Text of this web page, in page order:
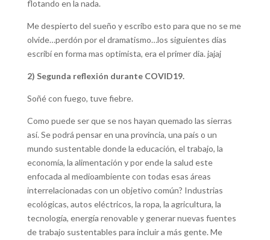
flotando en la nada.
Me despierto del sueño y escribo esto para que no se me
olvide…perdón por el dramatismo…los siguientes días
escribí en forma mas optimista, era el primer dia. jajaj
2) Segunda reflexión durante COVID19.
Soñé con fuego, tuve fiebre.
Como puede ser que se nos hayan quemado las sierras
así. Se podrá pensar en una provincia, una país o un
mundo sustentable donde la educación, el trabajo, la
economía, la alimentación y por ende la salud este
enfocada al medioambiente con todas esas áreas
interrelacionadas con un objetivo común? Industrias
ecológicas, autos eléctricos, la ropa, la agricultura, la
tecnología, energía renovable y generar nuevas fuentes
de trabajo sustentables para incluir a más gente. Me